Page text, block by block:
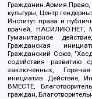
культуры, Центр
Институт права и
врачей, НАСИЛИЮ.НЕТ,
Гуманитарное
Гражданская
Гражданский Союз,
содействия развитию
заключенных,
инициатив Действие,
ВМЕСТЕ,
граждан,